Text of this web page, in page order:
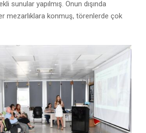
sunular yapılmış. Onun dışında
mezarlıklara konmuş, törenlerde çok